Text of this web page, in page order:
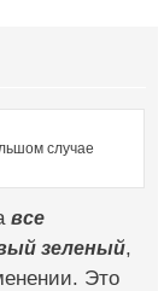
случае
все
зеленый,
Это